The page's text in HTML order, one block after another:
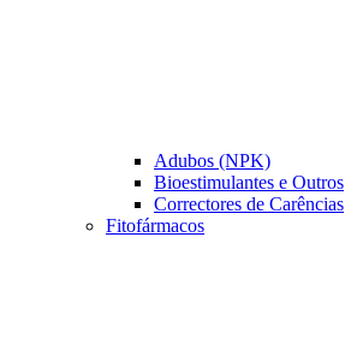
Adubos (NPK)
Bioestimulantes e Outros
Correctores de Carências
Fitofármacos